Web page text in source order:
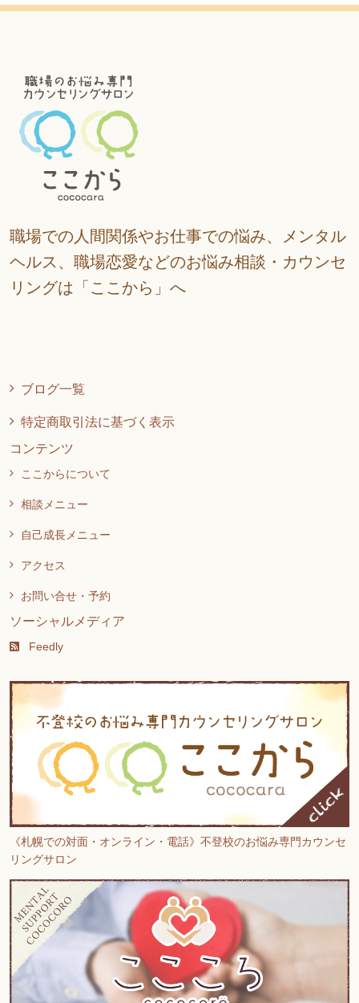
職場での人間関係やお仕事での悩み、メンタル
ヘルス、職場恋愛などのお悩み相談・カウンセ
リングは「ここから」へ
ブログ一覧
特定商取引法に基づく表示
コンテンツ
ここからについて
相談メニュー
自己成長メニュー
アクセス
お問い合せ・予約
ソーシャルメディア
Feedly
《札幌での対面・オンライン・電話》不登校のお悩み専門カウンセ
リングサロン